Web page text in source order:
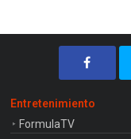
Entretenimiento
FormulaTV